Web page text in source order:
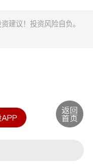
建议！投资风险自负。